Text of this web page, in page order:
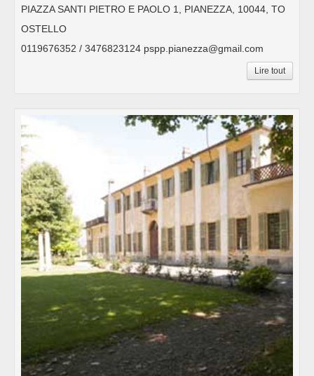
PIAZZA SANTI PIETRO E PAOLO 1, PIANEZZA, 10044, TO
OSTELLO
0119676352 / 3476823124 pspp.pianezza@gmail.com
Lire tout